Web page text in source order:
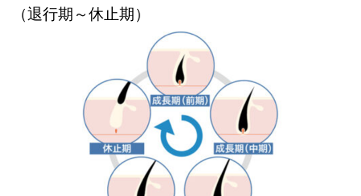
（退行期～休止期）